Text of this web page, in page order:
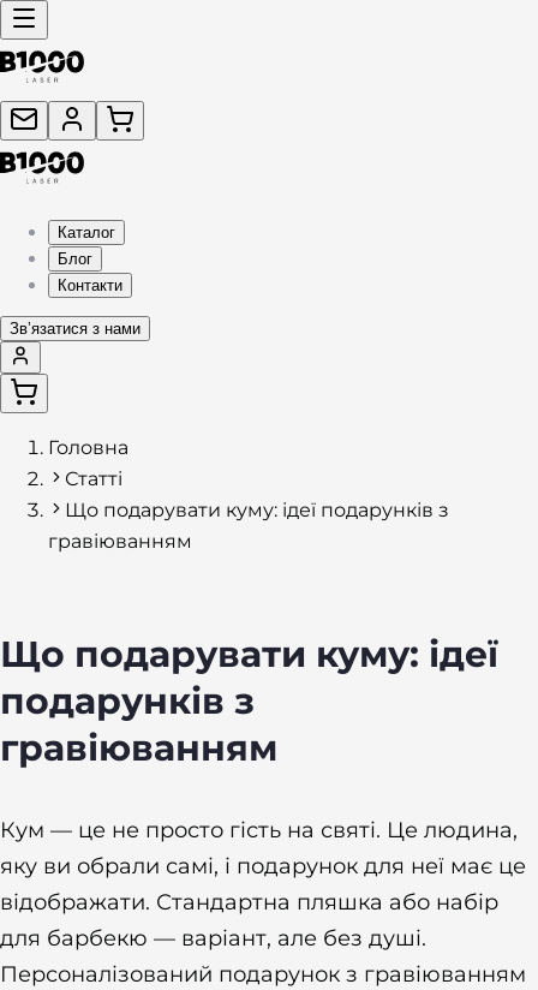
Каталог
Блог
Контакти
Звʼязатися з нами
Головна
Статті
Що подарувати куму: ідеї подарунків з
гравіюванням
Що подарувати куму: ідеї
подарунків з
гравіюванням
Кум — це не просто гість на святі. Це людина,
яку ви обрали самі, і подарунок для неї має це
відображати. Стандартна пляшка або набір
для барбекю — варіант, але без душі.
Персоналізований подарунок з гравіюванням